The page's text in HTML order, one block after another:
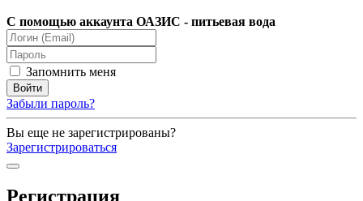
С помощью аккаунта ОАЗИС - питьевая вода
Запомнить меня
Забыли пароль?
Вы еще не зарегистрированы?
Зарегистрироваться
Регистрация